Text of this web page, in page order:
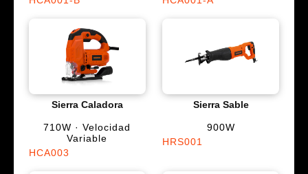
Sierra Caladora
710W · Velocidad
Variable
HCA003
Sierra Sable
900W
HRS001